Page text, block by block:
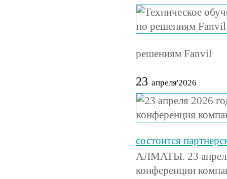
решениям Fanvil
23 апреля'2026
состоится
АЛМАТЫ. 23 апреля
конференции